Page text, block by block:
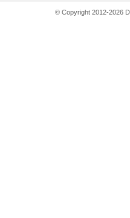
© Copyright 2012-2026